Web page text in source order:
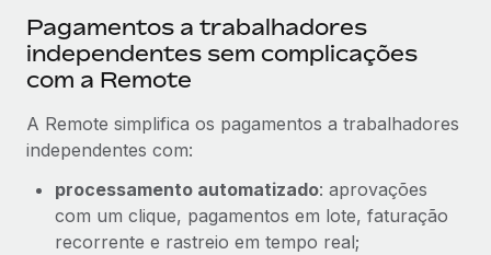
Pagamentos a trabalhadores
independentes sem complicações
com a Remote
A Remote simplifica os pagamentos a trabalhadores
independentes com:
processamento automatizado: aprovações
com um clique, pagamentos em lote, faturação
recorrente e rastreio em tempo real;